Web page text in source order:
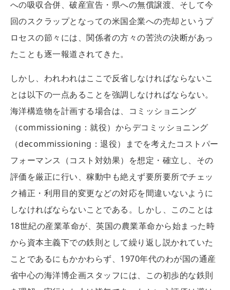
への吸収合併、破産宣告・県への無償譲渡、そして今
回のスクラップとなっての米国企業への売却というプ
ロセスの節々には、関係者の方々の苦渋の決断があっ
たことも逐一報道されてきた。
しかし、われわれはここで反省しなければならないこ
とは以下の一点あることを強調しなければならない。
海洋構造物を計画する場合は、コミッショニング
（commissioning：就役）からデコミッショニング
（decommissioning：退役）までを考えたコストパー
フォーマンス（コスト対効果）を想定・確立し、その
評価を厳正に行い、稼動中も絶えず要所要所でチェッ
ク補正・利用目的変更などの対応を間違いないように
しなければならないことである。しかし、このことは
18世紀の産業革命が、英国の農業革命から始まった時
から資本主義下での鉄則として繰り返し説かれていた
ことであるにもかかわらず、1970年代のわが国の通産
省中心の海洋博企画スタッフには、この初歩的な鉄則